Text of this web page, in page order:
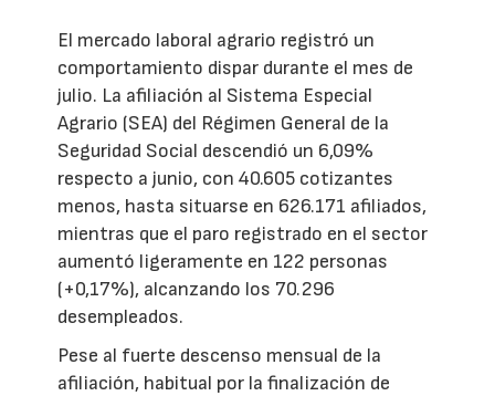
El mercado laboral agrario registró un
comportamiento dispar durante el mes de
julio. La afiliación al Sistema Especial
Agrario (SEA) del Régimen General de la
Seguridad Social descendió un 6,09%
respecto a junio, con 40.605 cotizantes
menos, hasta situarse en 626.171 afiliados,
mientras que el paro registrado en el sector
aumentó ligeramente en 122 personas
(+0,17%), alcanzando los 70.296
desempleados.
Pese al fuerte descenso mensual de la
afiliación, habitual por la finalización de